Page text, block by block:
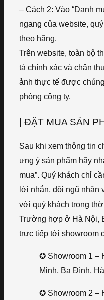
– Cách 2: Vào “Danh
ngang của website,
theo hãng.
Trên website, toàn bộ
tả chính xác và chân
ảnh thực tế được
phòng công ty.
| ĐẶT MUA SẢN
Sau khi xem thông tin
ưng ý sản phẩm hãy
mua”. Quý khách chỉ
lời nhắn, đội ngũ nhân
với quý khách trong
Trường hợp ở Hà Nội,
trực tiếp tới showroom
✪ Showroom 1 –
Minh, Ba Đình,
✪ Showroom 2 –